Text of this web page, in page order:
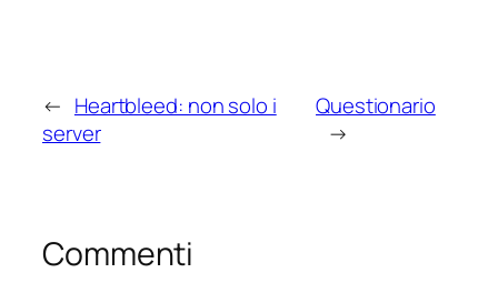
← Heartbleed: non solo i
server
Questionario
→
Commenti